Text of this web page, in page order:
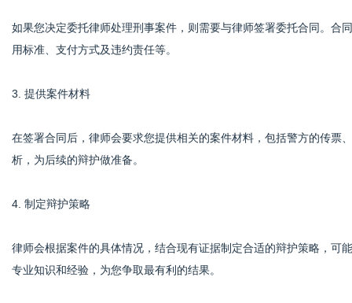
如果您决定委托律师处理刑事案件，则需要与律师签署委托合同。合
用标准、支付方式及违约责任等。
3. 提供案件材料
在签署合同后，律师会要求您提供相关的案件材料，包括警方的传票
析，为后续的辩护做准备。
4. 制定辩护策略
律师会根据案件的具体情况，结合现有证据制定合适的辩护策略，可
专业知识和经验，为您争取最有利的结果。